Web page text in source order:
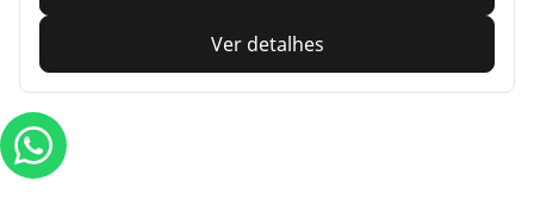
Ver detalhes